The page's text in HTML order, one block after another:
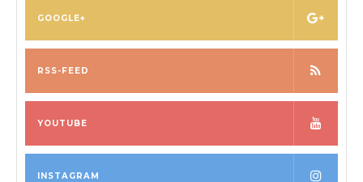
GOOGLE+
RSS-FEED
YOUTUBE
INSTAGRAM